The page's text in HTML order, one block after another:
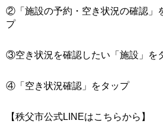
②「施設の予約・空き状況の確認」
プ
③空き状況を確認したい「施設」を
④「空き状況確認」をタップ
【秩父市公式LINEはこちらから】